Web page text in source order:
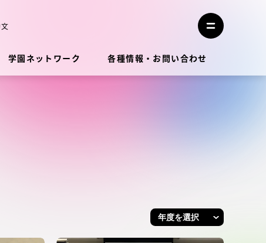
学園ネットワーク 各種情報・お問い合わせ
メ
ニ
ュ
ー